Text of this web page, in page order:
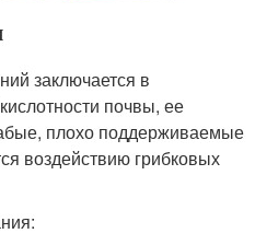
заключается в
почвы, ее
плохо поддерживаемые
воздействию грибковых